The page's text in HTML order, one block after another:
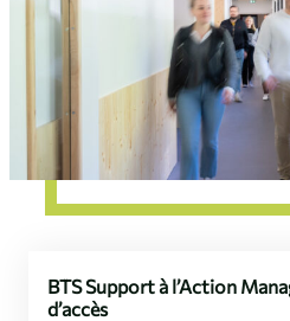
BTS Support à l’Action
d’accès